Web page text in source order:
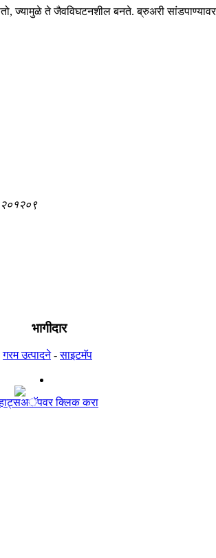
ज्यामुळे ते जैवविघटनशील बनते. ब्रुअरी
२०१२०९
भागीदार
गरम उत्पादने-साइटमॅप
क्लिक करा